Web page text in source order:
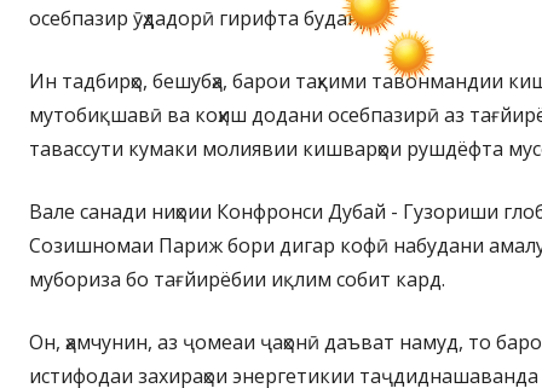
осебпазир ӯҳдадорӣ гирифта буданд.
Ин тадбирҳо, бешубҳа, барои таҳкими тавонмандии
мутобиқшавӣ ва коҳиш додани осебпазирӣ аз
тавассути кумаки молиявии кишварҳои рушдёфта
Вале санади ниҳоии Конфронси Дубай - Гузориши
Созишномаи Париж бори дигар кофӣ набудани
мубориза бо тағйирёбии иқлим собит кард.
Он, ҳамчунин, аз ҷомеаи ҷаҳонӣ даъват намуд, то
истифодаи захираҳои энергетикии